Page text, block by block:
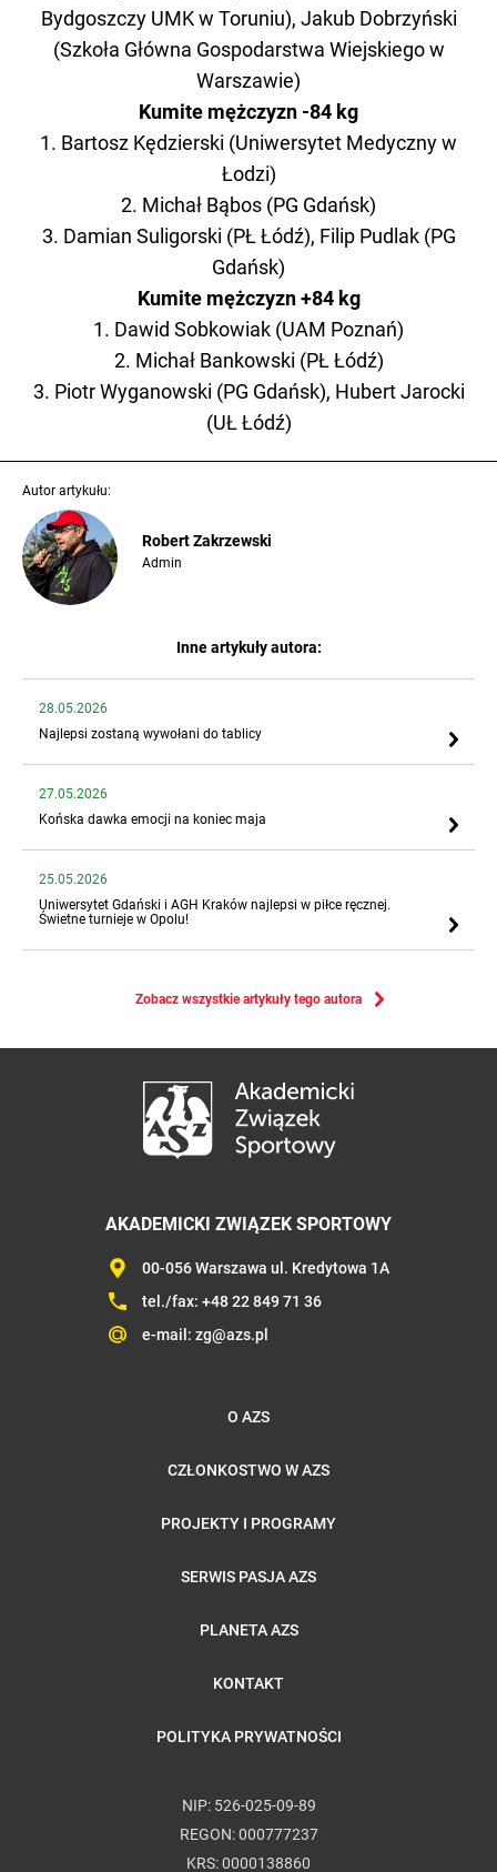
Bydgoszczy UMK w Toruniu), Jakub Dobrzyński
(Szkoła Główna Gospodarstwa Wiejskiego w
Warszawie)
Kumite mężczyzn -84 kg
1. Bartosz Kędzierski (Uniwersytet Medyczny w
Łodzi)
2. Michał Bąbos (PG Gdańsk)
3. Damian Suligorski (PŁ Łódź), Filip Pudlak (PG
Gdańsk)
Kumite mężczyzn +84 kg
1. Dawid Sobkowiak (UAM Poznań)
2. Michał Bankowski (PŁ Łódź)
3. Piotr Wyganowski (PG Gdańsk), Hubert Jarocki
(UŁ Łódź)
Autor artykułu:
Robert Zakrzewski
Admin
Inne artykuły autora:
28.05.2026
Najlepsi zostaną wywołani do tablicy
27.05.2026
Końska dawka emocji na koniec maja
25.05.2026
Uniwersytet Gdański i AGH Kraków najlepsi w piłce ręcznej.
Świetne turnieje w Opolu!
Zobacz wszystkie artykuły tego autora
AKADEMICKI ZWIĄZEK SPORTOWY
00-056 Warszawa ul. Kredytowa 1A
tel./fax: +48 22 849 71 36
e-mail: zg@azs.pl
O AZS
CZŁONKOSTWO W AZS
PROJEKTY I PROGRAMY
SERWIS PASJA AZS
PLANETA AZS
KONTAKT
POLITYKA PRYWATNOŚCI
NIP: 526-025-09-89
REGON: 000777237
KRS: 0000138860